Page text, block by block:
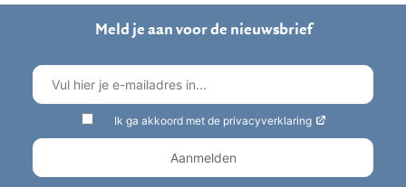
Meld je aan voor de nieuwsbrief
Ik ga akkoord met de privacyverklaring